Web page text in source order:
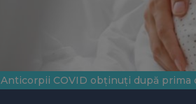
Anticorpii COVID obținuți după prima